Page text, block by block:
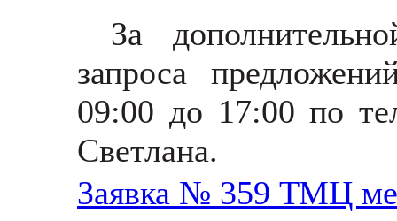
За
запроса
09:00 до 17:00 по
Светлана.
Заявка № 359 ТМЦ